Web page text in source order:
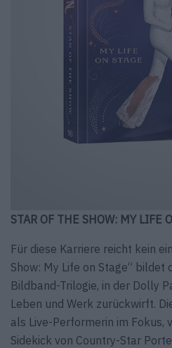
STAR OF THE SHOW: MY LIFE
Für diese Karriere reicht kein
Show: My Life on Stage“ bildet
Bildband-Trilogie, in der Dolly
Leben und Werk zurückwirft.
als Live-Performerin im Fokus,
Sidekick von Country-Star